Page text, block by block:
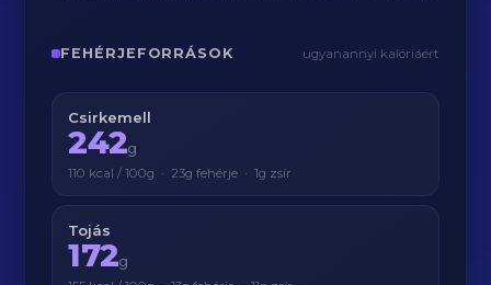
FEHÉRJEFORRÁSOK ugyanannyi kalóriáért
Csirkemell
242g
110 kcal / 100g · 23g fehérje · 1g zsír
Tojás
172g